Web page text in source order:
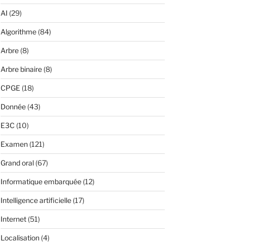
AI (29)
Algorithme(84)
Arbre(8)
Arbre binaire(8)
CPGE (18)
Donnée(43)
E3C (10)
Examen(121)
Grand oral(67)
Informatique embarquée(12)
Intelligence artificielle(17)
Internet(51)
Localisation(4)